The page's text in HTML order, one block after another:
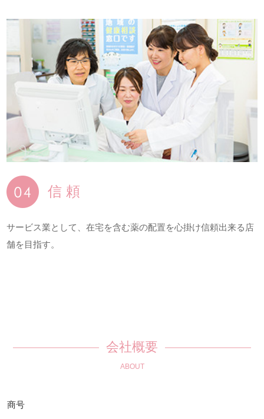
信 頼
サービス業として、在宅を含む薬の配置を心掛け信頼出来る店
舗を目指す。
会社概要
ABOUT
商号